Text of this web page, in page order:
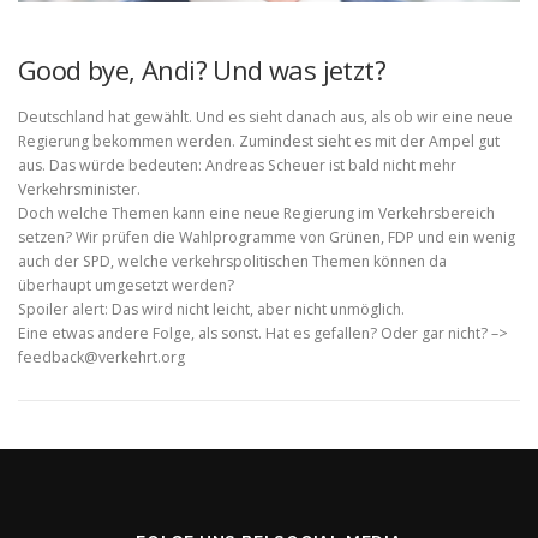
Good bye, Andi? Und was jetzt?
Deutschland hat gewählt. Und es sieht danach aus, als ob wir eine neue
Regierung bekommen werden. Zumindest sieht es mit der Ampel gut
aus. Das würde bedeuten: Andreas Scheuer ist bald nicht mehr
Verkehrsminister.
Doch welche Themen kann eine neue Regierung im Verkehrsbereich
setzen? Wir prüfen die Wahlprogramme von Grünen, FDP und ein wenig
auch der SPD, welche verkehrspolitischen Themen können da
überhaupt umgesetzt werden?
Spoiler alert: Das wird nicht leicht, aber nicht unmöglich.
Eine etwas andere Folge, als sonst. Hat es gefallen? Oder gar nicht? –>
feedback@verkehrt.org